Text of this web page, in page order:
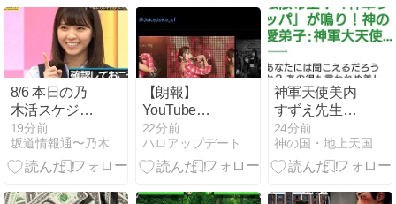
8/6 本日の乃
木活スケジュ
ールで
す！！！【乃
木坂46】
19分前
坂道情報通〜乃木坂46まとめ〜
【朗報】
YouTube
Japan 公式
「Juice=Juice
の魅力、教え
22分前
ハロアップデート
神軍天使美内
すずえ先生の
「アマテラ
ス」神軍出て
きます❗15人の
24分前
神の国・地上天国の実現を目指して！